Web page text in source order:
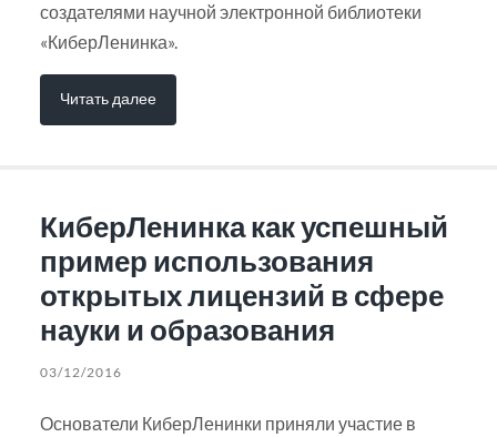
создателями научной электронной библиотеки
«КиберЛенинка».
Читать далее
КиберЛенинка как успешный
пример использования
открытых лицензий в сфере
науки и образования
03/12/2016
Основатели КиберЛенинки приняли участие в